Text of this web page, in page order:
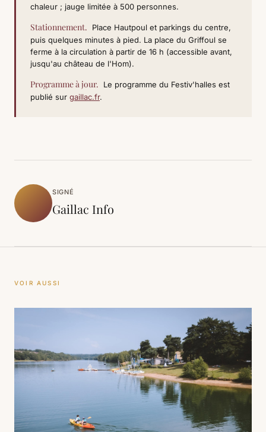
chaleur ; jauge limitée à 500 personnes.
Stationnement.
Place Hautpoul et parkings du centre,
puis quelques minutes à pied. La place du Griffoul se
ferme à la circulation à partir de 16 h (accessible avant,
jusqu'au château de l'Hom).
Programme à jour.
Le programme du Festiv'halles est
publié sur gaillac.fr.
SIGNÉ
Gaillac Info
VOIR AUSSI